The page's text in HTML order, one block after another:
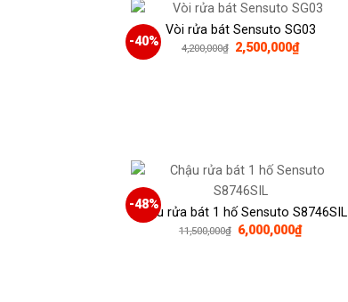
-40%
Vòi rửa bát Sensuto SG03
4,200,000₫ Giá
gốc
2,500,000₫Giá
hiện
-48%
Chậu rửa bát 1 hố Sensuto S8746SIL
11,500,000₫ Giá
gốc
6,000,000₫Giá
hiện